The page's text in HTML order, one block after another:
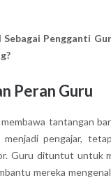
Pengganti
Peran Guru
tantangan
pengajar,
Guru dituntut untuk
mereka